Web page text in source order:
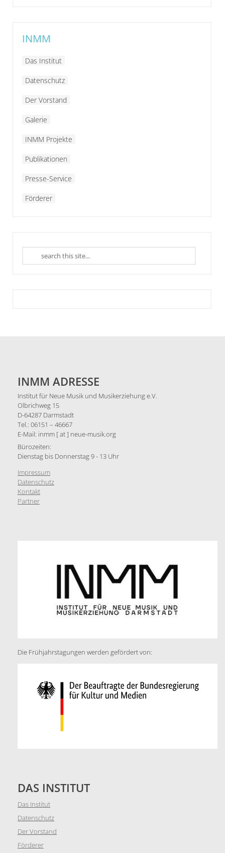
INMM
Das Institut
Datenschutz
Der Vorstand
Galerie
INMM Projekte
Publikationen
Presse-Service
Förderer
INMM ADRESSE
Institut für Neue Musik und Musikerziehung e.V.
Olbrichweg 15
D-64287 Darmstadt
Tel.: 06151 – 46667
E-Mail: inmm [ at ] neue-musik.org
Bürozeiten:
Dienstag bis Donnerstag 9 - 13 Uhr
Impressum
Datenschutz
Kontakt
Partner
Die Frühjahrstagungen werden gefördert von:
DAS INSTITUT
Das Institut
Datenschutz
Der Vorstand
Förderer